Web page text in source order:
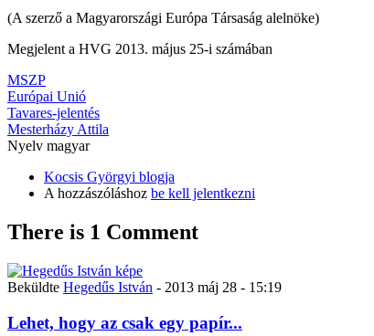
(A szerző a Magyarországi Európa Társaság alelnöke)
Megjelent a HVG 2013. május 25-i számában
MSZP
Európai Unió
Tavares-jelentés
Mesterházy Attila
Nyelv magyar
Kocsis Györgyi blogja
A hozzászóláshoz be kell jelentkezni
There is 1 Comment
Beküldte Hegedűs István - 2013 máj 28 - 15:19
Lehet, hogy az csak egy papír...